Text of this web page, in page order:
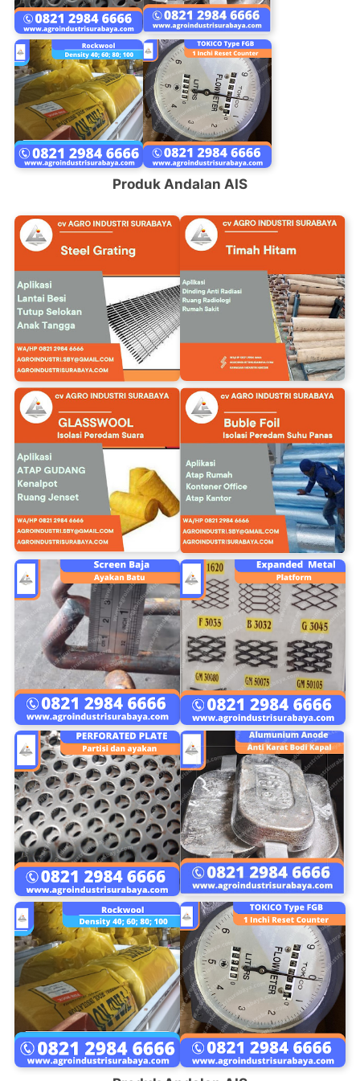
Produk Andalan AIS